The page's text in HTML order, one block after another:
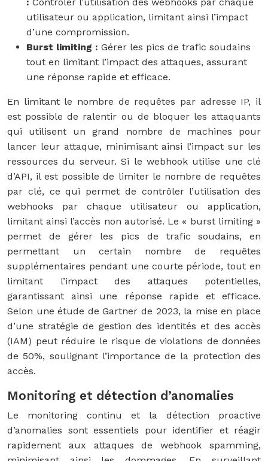
utilisateur ou application, limitant ainsi l’impact
d’une compromission.
Burst limiting : Gérer les pics de trafic soudains
tout en limitant l’impact des attaques, assurant
une réponse rapide et efficace.
En limitant le nombre de requêtes par adresse IP, il
est possible de ralentir ou de bloquer les attaquants
qui utilisent un grand nombre de machines pour
lancer leur attaque, minimisant ainsi l’impact sur les
ressources du serveur. Si le webhook utilise une clé
d’API, il est possible de limiter le nombre de requêtes
par clé, ce qui permet de contrôler l’utilisation des
webhooks par chaque utilisateur ou application,
limitant ainsi l’accès non autorisé. Le « burst limiting »
permet de gérer les pics de trafic soudains, en
permettant un certain nombre de requêtes
supplémentaires pendant une courte période, tout en
limitant l’impact des attaques potentielles,
garantissant ainsi une réponse rapide et efficace.
Selon une étude de Gartner de 2023, la mise en place
d’une stratégie de gestion des identités et des accès
(IAM) peut réduire le risque de violations de données
de 50%, soulignant l’importance de la protection des
accès.
Monitoring et détection d’anomalies
Le monitoring continu et la détection proactive
d’anomalies sont essentiels pour identifier et réagir
rapidement aux attaques de webhook spamming,